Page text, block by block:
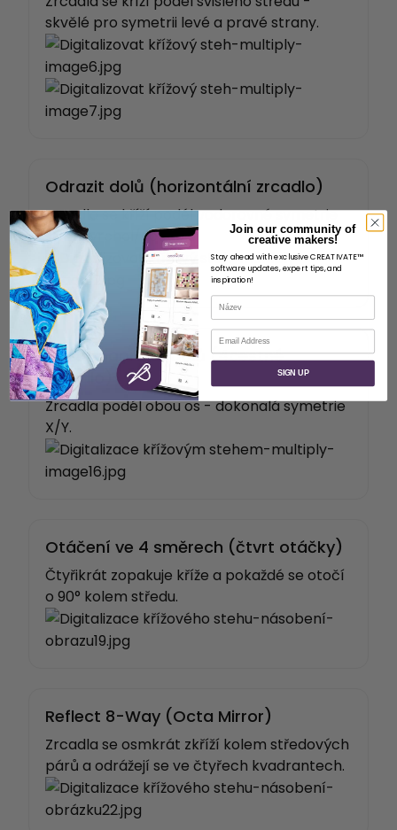
skvělé pro symetrii levé a pravé strany.
Odrazit dolů (horizontální zrcadlo)
Zrcadla se kříží podél vodorovné symetrie
střed-vrchol/spodek.
Odraz napříč a dolů (4cestné
zrcadlo)
Zrcadla podél obou os - dokonalá symetrie
X/Y.
Otáčení ve 4 směrech (čtvrt otáčky)
Čtyřikrát zopakuje kříže a pokaždé se otočí
o 90° kolem středu.
Reflect 8-Way (Octa Mirror)
Zrcadla se osmkrát zkříží kolem středových
párů a odrážejí se ve čtyřech kvadrantech.
Join our community of
creative makers!
Stay ahead with exclusive CREATIVATE™
software updates, expert tips, and
inspiration!
Název
E-mail
SIGN UP